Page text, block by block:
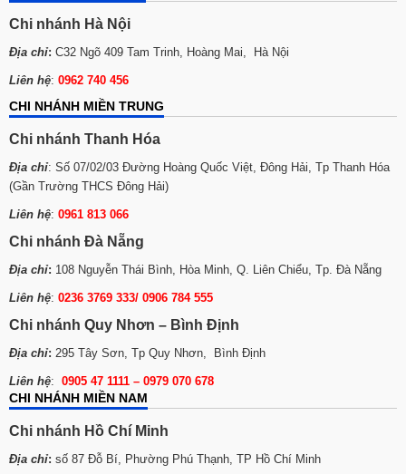
Chi nhánh Hà Nội
Địa chỉ: C32 Ngõ 409 Tam Trinh, Hoàng Mai, Hà Nội
Liên hệ: 0962 740 456
CHI NHÁNH MIỀN TRUNG
Chi nhánh Thanh Hóa
Địa chỉ: Số 07/02/03 Đường Hoàng Quốc Việt, Đông Hải, Tp Thanh Hóa
(Gần Trường THCS Đông Hải)
Liên hệ: 0961 813 066
Chi nhánh Đà Nẵng
Địa chỉ: 108 Nguyễn Thái Bình, Hòa Minh, Q. Liên Chiểu, Tp. Đà Nẵng
Liên hệ: 0236 3769 333/ 0906 784 555
Chi nhánh Quy Nhơn – Bình Định
Địa chỉ: 295 Tây Sơn, Tp Quy Nhơn, Bình Định
Liên hệ: 0905 47 1111 – 0979 070 678
CHI NHÁNH MIỀN NAM
Chi nhánh Hồ Chí Minh
Địa chỉ: số 87 Đỗ Bí, Phường Phú Thạnh, TP Hồ Chí Minh